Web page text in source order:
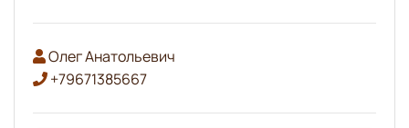
Олег Анатольевич
+79671385667